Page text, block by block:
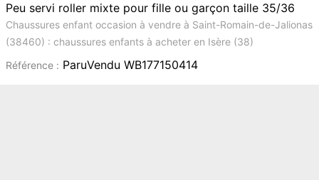
Peu servi roller mixte pour fille ou garçon taille 35/36
Chaussures enfant occasion à vendre à Saint-Romain-de-Jalionas
(38460) : chaussures enfants à acheter en Isère (38)
Référence : ParuVendu WB177150414